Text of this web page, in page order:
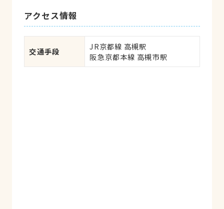
ドバイスも下さいますし丁寧に診てくれる
アクセス情報
交通手段
JR京都線 高槻駅
阪急京都本線 高槻市駅